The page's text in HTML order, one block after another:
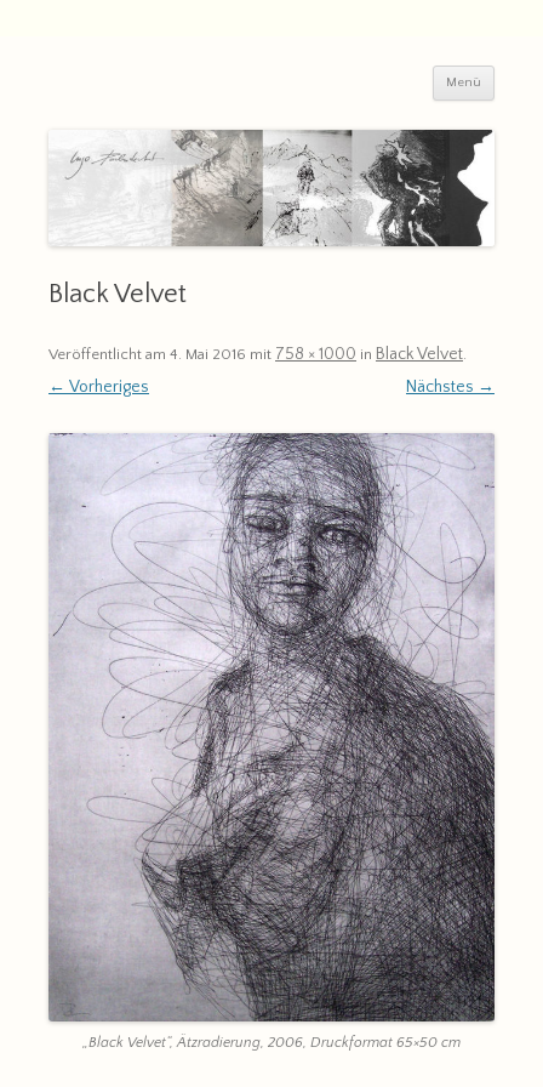
Menü
Black Velvet
Veröffentlicht am 4. Mai 2016 mit 758 × 1000 in Black Velvet.
← Vorheriges Nächstes →
„Black Velvet“, Ätzradierung, 2006, Druckformat 65×50 cm